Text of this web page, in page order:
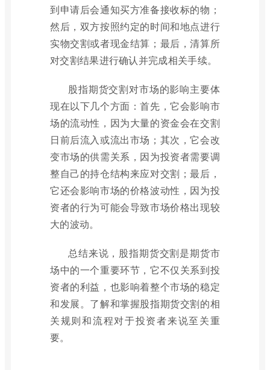
到申请后会通知买方准备接收标的物；
然后，双方按照约定的时间和地点进行
实物交割或者现金结算；最后，清算所
对交割结果进行确认并完成相关手续。
股指期货交割对市场的影响主要体
现在以下几个方面：首先，它会影响市
场的流动性，因为大量的资金会在交割
日前后流入或流出市场；其次，它会改
变市场的供需关系，因为投资者需要调
整自己的持仓结构来应对交割；最后，
它还会影响市场的价格波动性，因为投
资者的行为可能会导致市场价格出现较
大的波动。
总结来说，股指期货交割是期货市
场中的一个重要环节，它不仅关系到投
资者的利益，也影响着整个市场的稳定
和发展。了解和掌握股指期货交割的相
关规则和流程对于投资者来说至关重
要。